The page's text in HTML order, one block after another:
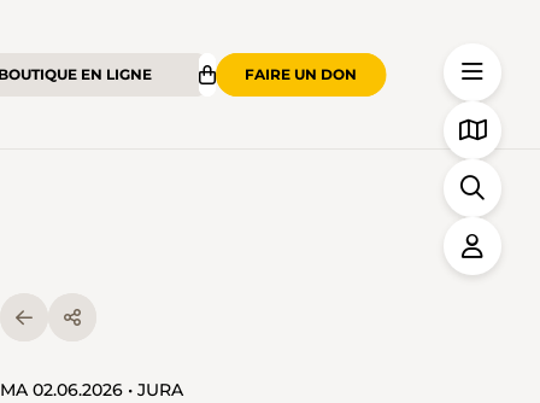
BOUTIQUE EN LIGNE FAIRE UN DON
MA 02.06.2026 • JURA